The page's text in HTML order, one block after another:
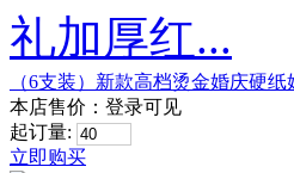
（6支装）新款高档烫金婚庆硬纸
本店售价： 登录可见
起订量:
立即购买